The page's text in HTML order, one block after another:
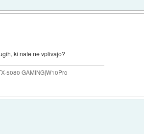
ki nate ne vplivajo?
5080 GAMING|W10Pro